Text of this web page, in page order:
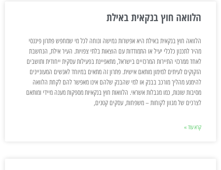
הלוואה חוץ בנקאית באילת
הלוואה חוץ בנקאית באילת היא אפשרות גמישה ונוחה לכל מי שמחפש פתרון פיננסי
מהיר לתכנון כלכלי יעיל או התמודדות עם הוצאות בלתי צפויות. העיר אילת, הנחשבת
לאחד ממרכזי התיירות המרכזיים בישראל, מתאפיינת בפעילות עסקית ייחודית ותושבים
הזקוקים לעיתים למימון מותאם אישית. פתרון זה מתאים במיוחד לאנשים המעוניינים
להימנע מהליך מורכב בבנק או למי שהבנק שלהם אינו מאפשר להם לקחת הלוואה
מסיבות שונות, כמו מגבלות אשראי. הלוואות חוץ בנקאיות מספקות מענה מיידי ומותאם
לצרכים של מגוון לקוחות – משפחות, עסקים קטנים,
קרא עוד »